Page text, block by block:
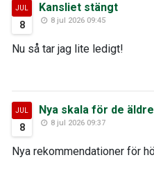
JUL
8
Kansliet stängt
8 jul 2026 09:45
Nu så tar jag lite ledigt!
JUL
8
Nya skala för de äldre
8 jul 2026 09:37
Nya rekommendationer för